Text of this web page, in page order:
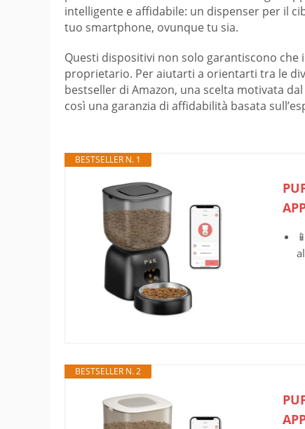
intelligente e affidabile: un dispenser per il
tuo smartphone, ovunque tu sia.
Questi dispositivi non solo garantiscono
proprietario. Per aiutarti a orientarti tra le
bestseller di Amazon, una scelta motivata
così una garanzia di affidabilità basata
BESTSELLER N. 1
BESTSELLER N. 2